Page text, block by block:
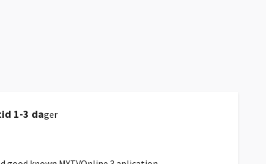
1-3 dager